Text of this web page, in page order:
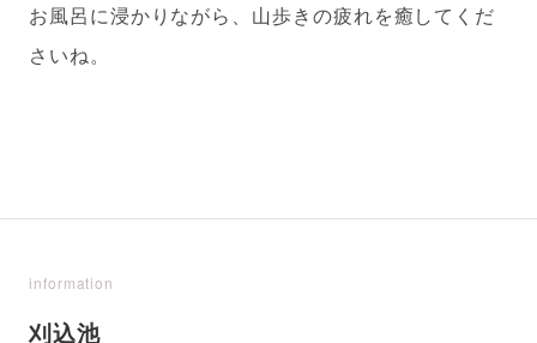
お風呂に浸かりながら、山歩きの疲れを癒してくだ
さいね。
information
刈込池